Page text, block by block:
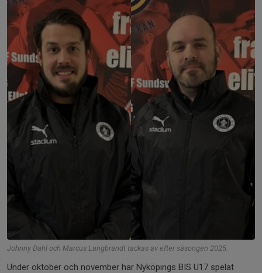
Johnny Dahl och Marcus Langbrandt tackas av efter säsongen 2025.
Under oktober och november har Nyköpings BIS U17 spelat